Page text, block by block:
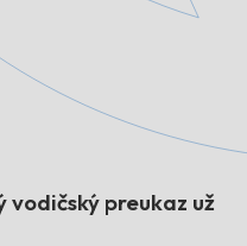
preukaz už